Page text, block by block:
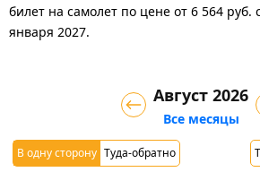
билет на самолет по цене от 6 564 руб.
января 2027.
В одну сторону Туда-обратно
Август 2026
Все месяцы